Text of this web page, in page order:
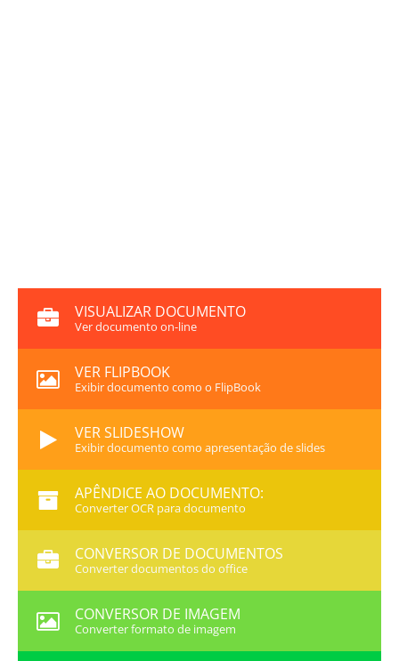
VISUALIZAR DOCUMENTO
Ver documento on-line
VER FLIPBOOK
Exibir documento como o FlipBook
VER SLIDESHOW
Exibir documento como apresentação de slides
APÊNDICE AO DOCUMENTO:
Converter OCR para documento
CONVERSOR DE DOCUMENTOS
Converter documentos do office
CONVERSOR DE IMAGEM
Converter formato de imagem